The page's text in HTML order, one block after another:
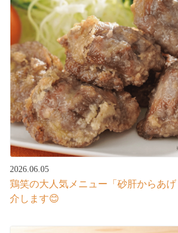
2026.06.05
鶏笑の大人気メニュー「砂肝からあ
介します😊